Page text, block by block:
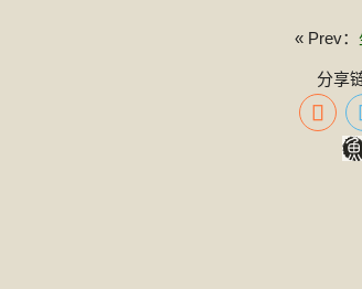
« Prev：
分享链